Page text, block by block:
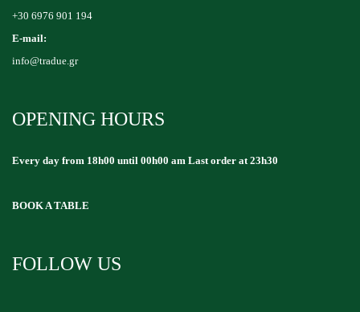
+30 6976 901 194
E-mail:
info@tradue.gr
OPENING HOURS
Every day from 18h00 until 00h00 am Last order at 23h30
BOOK A TABLE
FOLLOW US